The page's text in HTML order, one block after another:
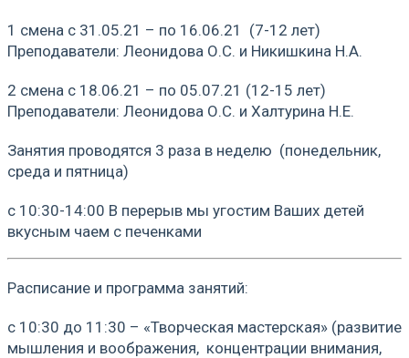
1 смена с 31.05.21 – по 16.06.21 (7-12 лет)
Преподаватели: Леонидова О.С. и Никишкина Н.А.
2 смена с 18.06.21 – по 05.07.21 (12-15 лет)
Преподаватели: Леонидова О.С. и Халтурина Н.Е.
Занятия проводятся 3 раза в неделю (понедельник,
среда и пятница)
с 10:30-14:00 В перерыв мы угостим Ваших детей
вкусным чаем с печенками
Расписание и программа занятий:
с 10:30 до 11:30 – «Творческая мастерская» (развитие
мышления и воображения, концентрации внимания,